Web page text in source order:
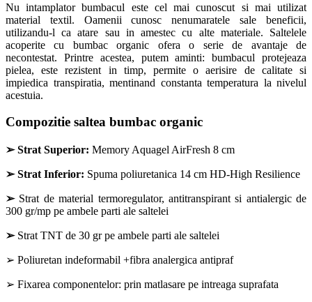
Nu intamplator bumbacul este cel mai cunoscut si mai utilizat
material textil. Oamenii cunosc nenumaratele sale beneficii,
utilizandu-l ca atare sau in amestec cu alte materiale. Saltelele
acoperite cu bumbac organic ofera o serie de avantaje de
necontestat. Printre acestea, putem aminti: bumbacul protejeaza
pielea, este rezistent in timp, permite o aerisire de calitate si
impiedica transpiratia, mentinand constanta temperatura la nivelul
acestuia.
Compozitie saltea bumbac organic
➢Strat Superior: Memory Aquagel AirFresh 8 cm
➢Strat Inferior: Spuma poliuretanica 14 cm HD-High Resilience
➢Strat de material termoregulator, antitranspirant si antialergic de
300 gr/mp pe ambele parti ale saltelei
➢Strat TNT de 30 gr pe ambele parti ale saltelei
➢ Poliuretan indeformabil +fibra analergica antipraf
➢ Fixarea componentelor: prin matlasare pe intreaga suprafata